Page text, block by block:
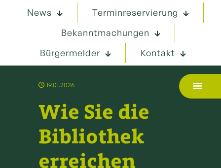
News
Terminreservierung
Bekanntmachungen
Bürgermelder
Kontakt
19.01.2026
Wie Sie die
Bibliothek
erreichen